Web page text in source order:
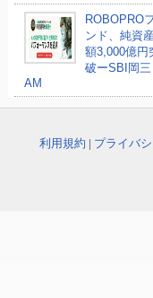
ROBOPRO
ンド、純資
額3,000億円
破ーSBI岡三
AM
利用規約 | プライバ